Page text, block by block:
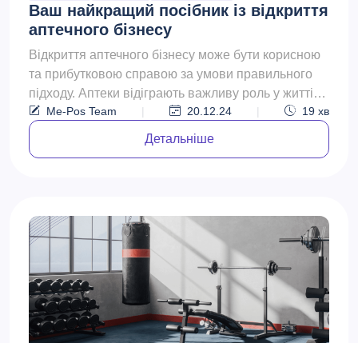
Ваш найкращий посібник із відкриття
аптечного бізнесу
Відкриття аптечного бізнесу може бути корисною
та прибутковою справою за умови правильного
підходу. Аптеки відіграють важливу роль у житті
громади, за...
Me-Pos Team | 20.12.24 | 19 хв
Детальніше